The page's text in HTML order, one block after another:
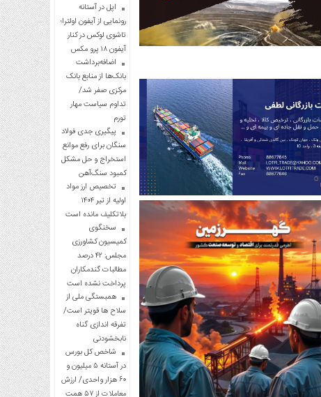
اپل در آستانه
رونمایی از آیفون اولترا؛
تاشوی لوکس در کنار
آیفون ۱۸ پرو مکس
اضافه‌برداشت
بانک‌ها از منابع بانک
مرکزی صفر شد/
تداوم سیاست مهار
تورم
پیگیری جدی فولاد
سنگان برای رفع موانع
استخراج و حل مشکل
کمبود سنگ‌آهن
تخصیص ارز مواد
اولیه از تیر ۱۴۰۴
بلاتکلیف مانده است
سخنگوی
کمیسیون کشاورزی
مجلس: ۴۲ درصد
مطالبات گندمکاران
پرداخت نشده است
همبستگی ملی از
سلاح ها قویتر است/
تفرقه اندازی گناه
نابخشودنی
شاخص کل بورس
در آستانه ۵ میلیون و
۶۰ هزار واحدی/ ارزش
معاملات از ۵۷ همت